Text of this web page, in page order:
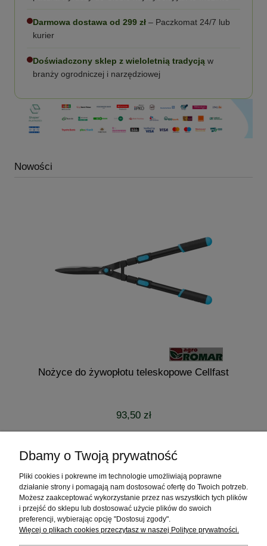
Darmowa dostawa od 299 zł – Paczkomat 24/7 lub
kurier
Doświadczony sklep z wieloletnią tradycją w
branży ogrodniczej i narzędziowej
Nowości
Nożyce do żywopłotu teleskopowe Cellfast
93,50 zł
Pomoc
Moje konto
Dbamy o Twoją prywatność
Pliki cookies i pokrewne im technologie umożliwiają poprawne
działanie strony i pomagają nam dostosować ofertę do Twoich potrzeb.
Możesz zaakceptować wykorzystanie przez nas wszystkich tych plików
i przejść do sklepu lub dostosować użycie plików do swoich
preferencji, wybierając opcję "Dostosuj zgody".
Więcej o plikach cookies przeczytasz w naszej Polityce prywatności.